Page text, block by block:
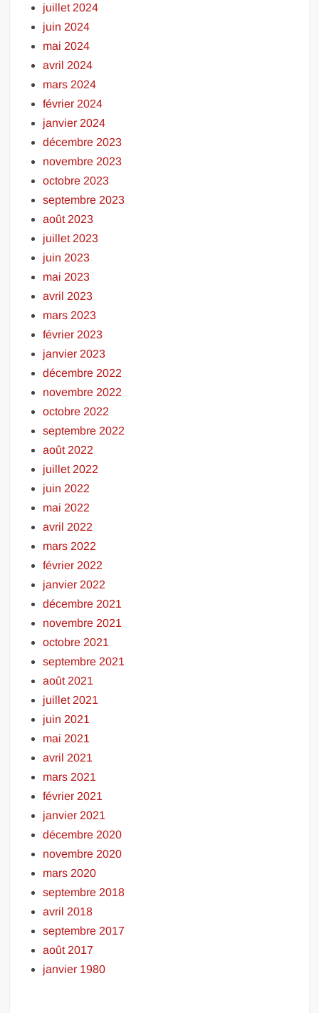
juillet 2024
juin 2024
mai 2024
avril 2024
mars 2024
février 2024
janvier 2024
décembre 2023
novembre 2023
octobre 2023
septembre 2023
août 2023
juillet 2023
juin 2023
mai 2023
avril 2023
mars 2023
février 2023
janvier 2023
décembre 2022
novembre 2022
octobre 2022
septembre 2022
août 2022
juillet 2022
juin 2022
mai 2022
avril 2022
mars 2022
février 2022
janvier 2022
décembre 2021
novembre 2021
octobre 2021
septembre 2021
août 2021
juillet 2021
juin 2021
mai 2021
avril 2021
mars 2021
février 2021
janvier 2021
décembre 2020
novembre 2020
mars 2020
septembre 2018
avril 2018
septembre 2017
août 2017
janvier 1980